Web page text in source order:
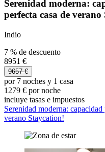
Serenidad moderna:
perfecta casa de
Indio
7 % de descuento
8951 €
9657 €
por 7 noches y 1 casa
1279 € por noche
incluye tasas e impuestos
Serenidad moderna:
verano Staycation!